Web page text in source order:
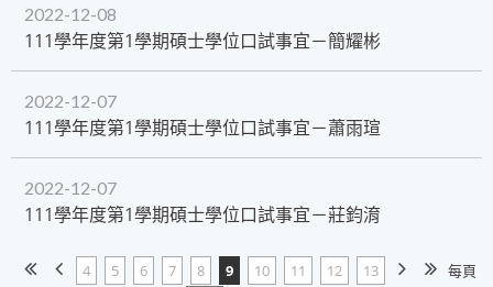
2022-12-08
111學年度第1學期碩士學位口試事宜－簡耀彬
2022-12-07
111學年度第1學期碩士學位口試事宜－蕭雨瑄
2022-12-07
111學年度第1學期碩士學位口試事宜－莊鈞淯
4 5 6 7 8 9 10 11 12 13
每頁